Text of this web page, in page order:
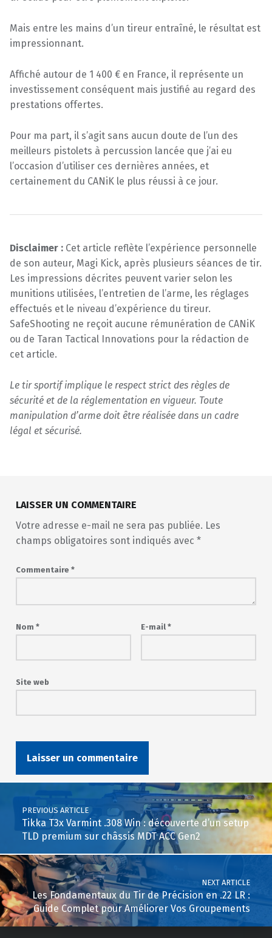
Mais entre les mains d’un tireur entraîné, le résultat est
impressionnant.
Affiché autour de 1 400 € en France, il représente un
investissement conséquent mais justifié au regard des
prestations offertes.
Pour ma part, il s’agit sans aucun doute de l’un des
meilleurs pistolets à percussion lancée que j’ai eu
l’occasion d’utiliser ces dernières années, et
certainement du CANiK le plus réussi à ce jour.
Disclaimer : Cet article reflète l’expérience personnelle
de son auteur, Magi Kick, après plusieurs séances de tir.
Les impressions décrites peuvent varier selon les
munitions utilisées, l’entretien de l’arme, les réglages
effectués et le niveau d’expérience du tireur.
SafeShooting ne reçoit aucune rémunération de CANiK
ou de Taran Tactical Innovations pour la rédaction de
cet article.
Le tir sportif implique le respect strict des règles de
sécurité et de la réglementation en vigueur. Toute
manipulation d’arme doit être réalisée dans un cadre
légal et sécurisé.
LAISSER UN COMMENTAIRE
Votre adresse e-mail ne sera pas publiée. Les
champs obligatoires sont indiqués avec *
Commentaire *
Nom * E-mail *
Site web
Post navigation
PREVIOUS ARTICLE
Tikka T3x Varmint .308 Win : découverte d’un setup
TLD premium sur châssis MDT ACC Gen2
NEXT ARTICLE
Les Fondamentaux du Tir de Précision en .22 LR :
Guide Complet pour Améliorer Vos Groupements